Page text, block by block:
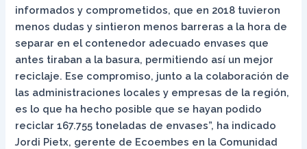
informados y comprometidos, que en 2018 tuvieron
menos dudas y sintieron menos barreras a la hora de
separar en el contenedor adecuado envases que
antes tiraban a la basura, permitiendo así un mejor
reciclaje. Ese compromiso, junto a la colaboración de
las administraciones locales y empresas de la región,
es lo que ha hecho posible que se hayan podido
reciclar 167.755 toneladas de envases”, ha indicado
Jordi Pietx, gerente de Ecoembes en la Comunidad